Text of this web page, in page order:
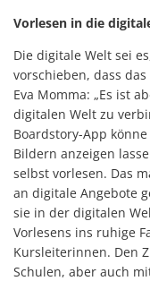
Vorlesen in die
Die digitale Welt sei
vorschieben, dass
Eva Momma: „Es ist
digitalen Welt zu
Boardstory-App
Bildern anzeigen
selbst vorlesen. Das
an digitale Angebote
sie in der digitalen
Vorlesens ins ruhige
Kursleiterinnen. Den
Schulen, aber auch